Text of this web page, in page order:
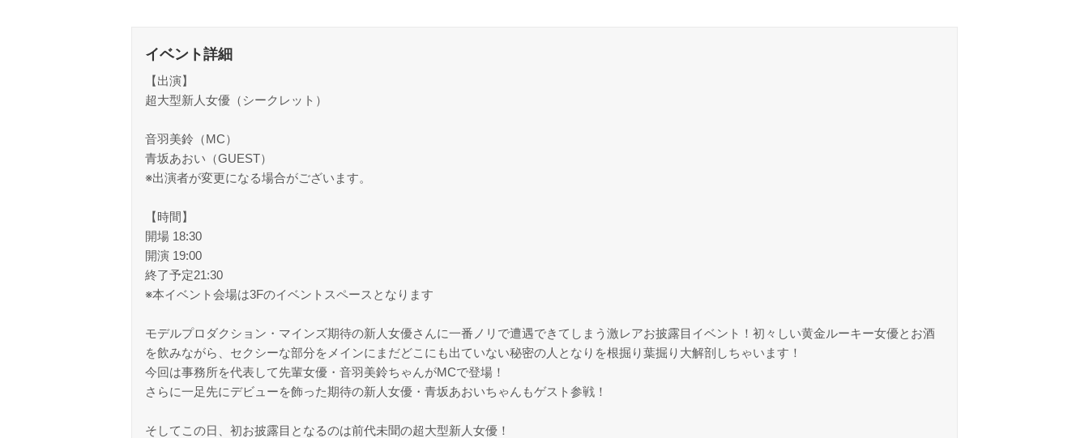
イベント詳細
【出演】
超大型新人女優（シークレット）
音羽美鈴（MC）
青坂あおい（GUEST）
※出演者が変更になる場合がございます。
【時間】
開場 18:30
開演 19:00
終了予定21:30
※本イベント会場は3Fのイベントスペースとなります
モデルプロダクション・マインズ期待の新人女優さんに一番ノリで遭遇できてしまう激レアお披露目イベント！初々しい黄金ルーキー女優とお酒
を飲みながら、セクシーな部分をメインにまだどこにも出ていない秘密の人となりを根掘り葉掘り大解剖しちゃいます！
今回は事務所を代表して先輩女優・音羽美鈴ちゃんがMCで登場！
さらに一足先にデビューを飾った期待の新人女優・青坂あおいちゃんもゲスト参戦！
そしてこの日、初お披露目となるのは前代未聞の超大型新人女優！